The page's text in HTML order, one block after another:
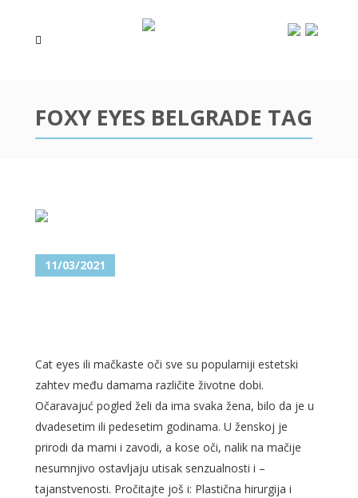
FOXY EYES BELGRADE TAG
11/03/2021
Cat eyes ili mačkaste oči sve su popularniji estetski
zahtev među damama različite životne dobi.
Očaravajuć pogled želi da ima svaka žena, bilo da je u
dvadesetim ili pedesetim godinama. U ženskoj je
prirodi da mami i zavodi, a kose oči, nalik na mačije
nesumnjivo ostavljaju utisak senzualnosti i –
tajanstvenosti. Pročitajte još i: Plastična hirurgija i